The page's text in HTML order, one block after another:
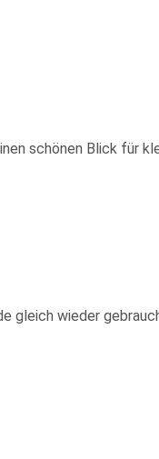
schönen Blick für
gleich wieder